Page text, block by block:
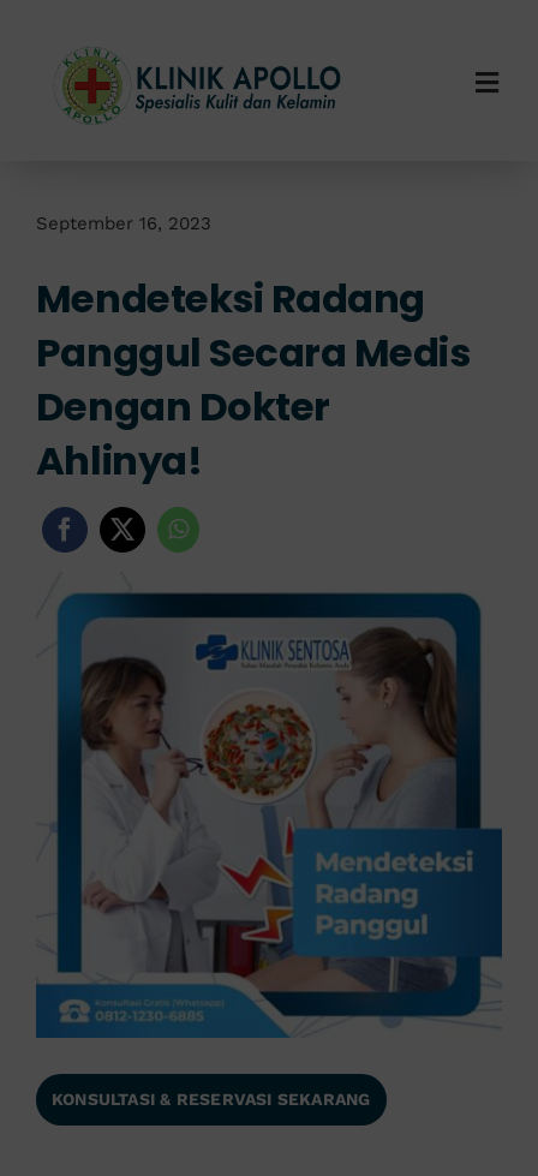
content
Tentang Kami
Layanan Kami
Info Klinik
September 16, 2023
Mendeteksi Radang
Panggul Secara Medis
Dengan Dokter
Ahlinya!
KONSULTASI & RESERVASI SEKARANG